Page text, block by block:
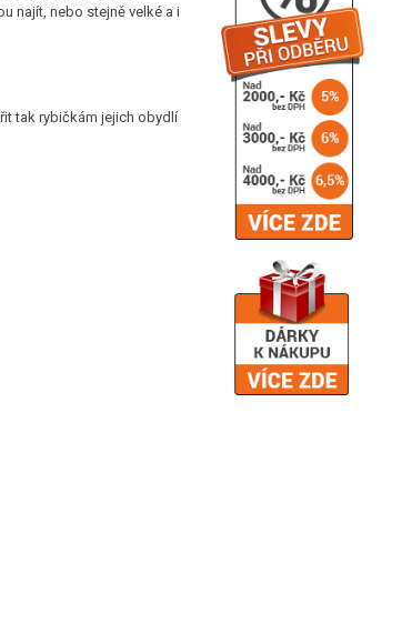
najít, nebo stejně velké a i
tak rybičkám jejich obydlí